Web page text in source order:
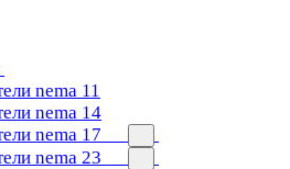
nema 11
nema 14
nema 17
nema 23